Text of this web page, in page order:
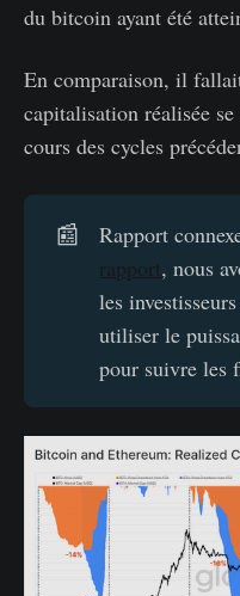
du bitcoin ayant été
En comparaison, il
capitalisation réalisée
cours des cycles
📰 Rapport
rapport, nous
les
utiliser le
pour suivre les